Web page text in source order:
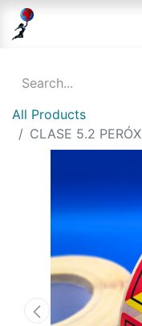
All Products
CLASE 5.2